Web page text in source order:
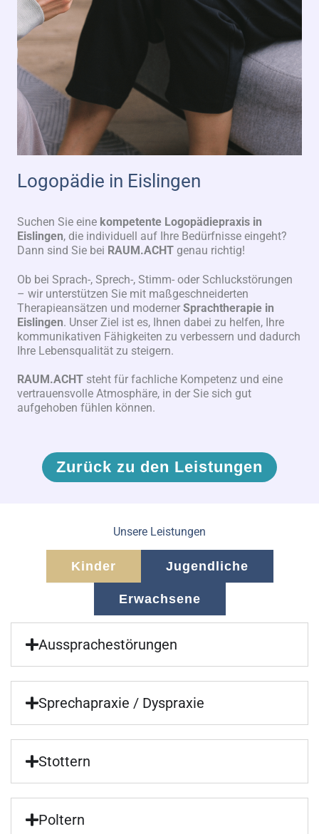
Logopädie in Eislingen
Suchen Sie eine kompetente Logopädiepraxis in
Eislingen, die individuell auf Ihre Bedürfnisse eingeht?
Dann sind Sie bei RAUM.ACHT genau richtig!
Ob bei Sprach-, Sprech-, Stimm- oder Schluckstörungen
– wir unterstützen Sie mit maßgeschneiderten
Therapieansätzen und moderner Sprachtherapie in
Eislingen. Unser Ziel ist es, Ihnen dabei zu helfen, Ihre
kommunikativen Fähigkeiten zu verbessern und dadurch
Ihre Lebensqualität zu steigern.
RAUM.ACHT steht für fachliche Kompetenz und eine
vertrauensvolle Atmosphäre, in der Sie sich gut
aufgehoben fühlen können.
Zurück zu den Leistungen
Unsere Leistungen
Kinder Jugendliche
Erwachsene
Aussprachestörungen
Sprechapraxie / Dyspraxie
Stottern
Poltern